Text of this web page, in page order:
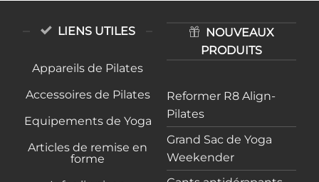
LIENS UTILES
Appareils de Pilates
Accessoires de Pilates
Equipements de Yoga
Articles de remise en
forme
NOUVEAUX
PRODUITS
Reformer R8 Align-
Pilates
Grand Sac de Yoga
Weekender